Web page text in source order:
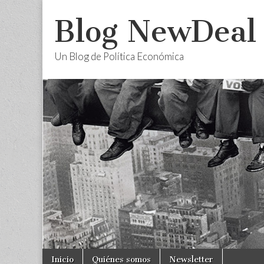
Blog NewDeal
Un Blog de Política Económica
Main
Skip
Inicio Quiénes somos Newsletter